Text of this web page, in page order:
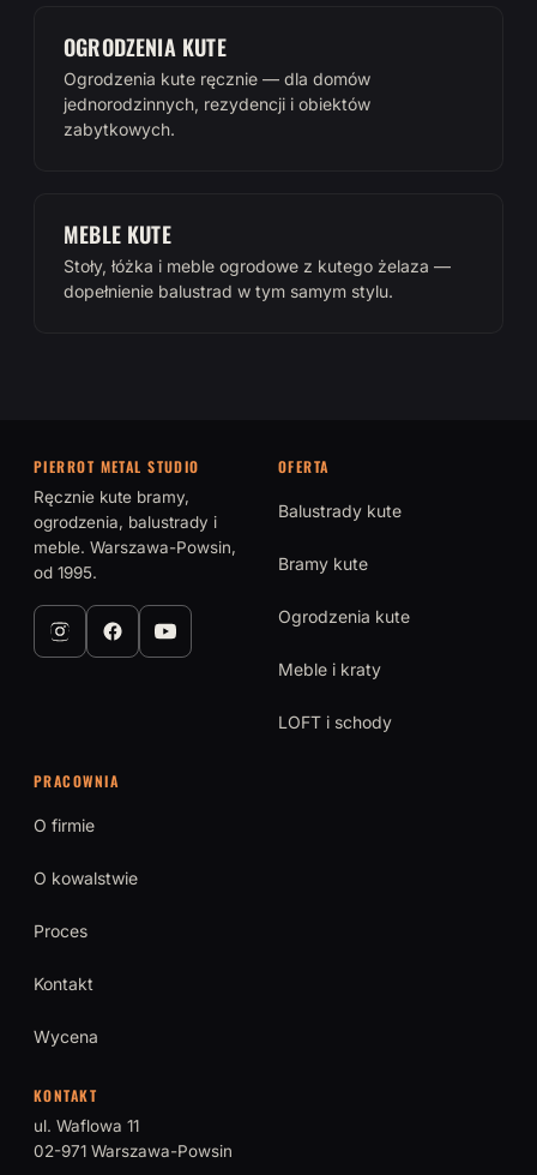
OGRODZENIA KUTE
Ogrodzenia kute ręcznie — dla domów
jednorodzinnych, rezydencji i obiektów
zabytkowych.
MEBLE KUTE
Stoły, łóżka i meble ogrodowe z kutego żelaza —
dopełnienie balustrad w tym samym stylu.
PIERROT METAL STUDIO
Ręcznie kute bramy,
ogrodzenia, balustrady i
meble. Warszawa-Powsin,
od 1995.
OFERTA
Balustrady kute
Bramy kute
Ogrodzenia kute
Meble i kraty
LOFT i schody
PRACOWNIA
O firmie
O kowalstwie
Proces
Kontakt
Wycena
KONTAKT
ul. Waflowa 11
02-971 Warszawa-Powsin